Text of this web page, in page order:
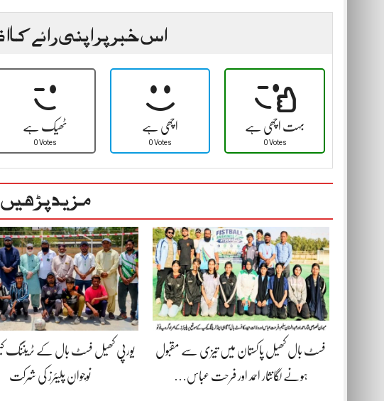
اس خبر پر اپنی رائے
ٹھیک ہے
0 Votes
اچھی ہے
0 Votes
بہت اچھی ہے
0 Votes
مزید پڑھیں
فسٹ بال کھیل پاکستان میں تیزی سے مقبول
ہونے لگانثار احمد اور فرحت عباس…
یورپی کھیل فسٹ بال کے ٹریننگ
نوجوان پلیئرز کی شرکت